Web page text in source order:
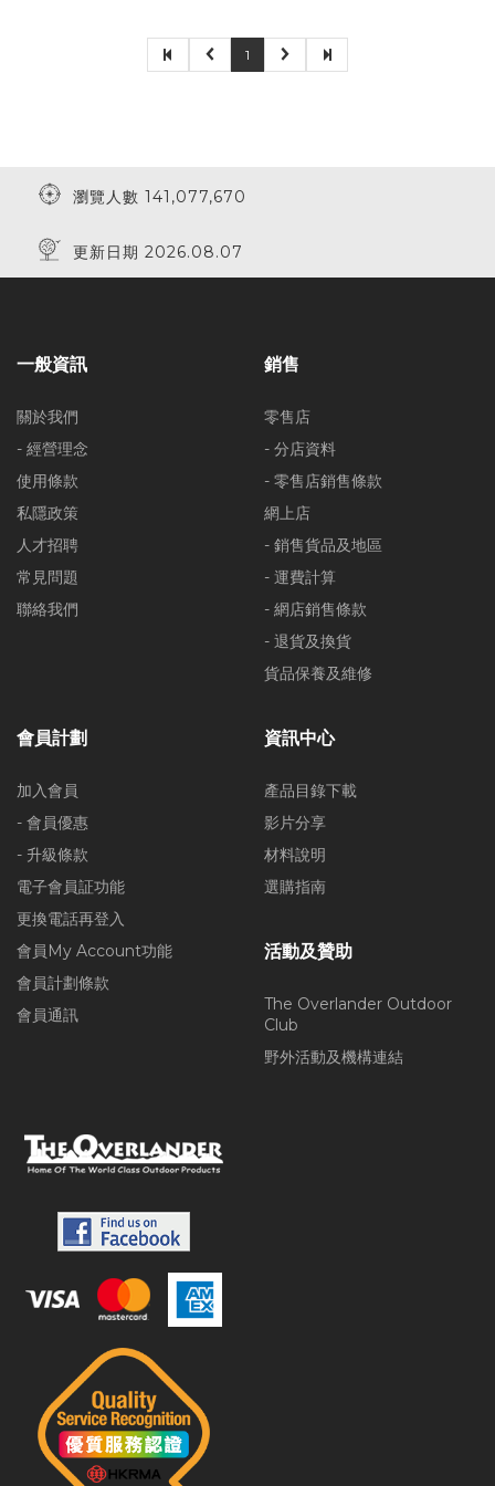
1
瀏覽人數 141,077,670
更新日期 2026.08.07
一般資訊
關於我們
- 經營理念
使用條款
私隱政策
人才招聘
常見問題
聯絡我們
銷售
零售店
- 分店資料
- 零售店銷售條款
網上店
- 銷售貨品及地區
- 運費計算
- 網店銷售條款
- 退貨及換貨
貨品保養及維修
會員計劃
加入會員
- 會員優惠
- 升級條款
電子會員証功能
更換電話再登入
會員My Account功能
會員計劃條款
會員通訊
資訊中心
產品目錄下載
影片分享
材料說明
選購指南
活動及贊助
The Overlander Outdoor
Club
野外活動及機構連結